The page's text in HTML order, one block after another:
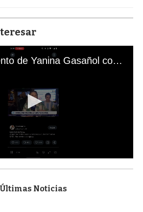
El mal momento de Yanina Gasañol con un hincha argentino en "Subrayado"
Últimas Noticias